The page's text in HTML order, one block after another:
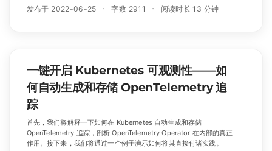
发布于 2022-06-25
字数 2911 阅读时长 13 分钟
一键开启 Kubernetes 可观测性——如
何自动生成和存储 OpenTelemetry 追
踪
首先，我们将解释一下如何在 Kubernetes 自动生成和存储
OpenTelemetry 追踪，剖析 OpenTelemetry Operator 在内部的真正
作用。接下来，我们将通过一个例子演示如何将其直接付诸实践。